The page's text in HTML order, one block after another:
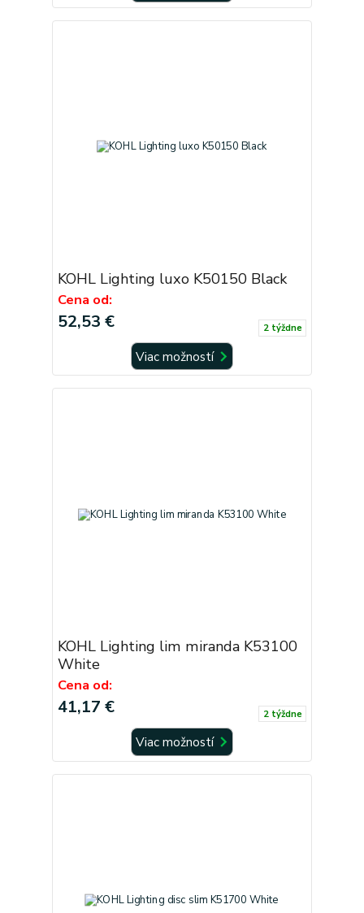
KOHL Lighting luxo K50150 Black
Cena od:
52,53 € 2 týždne
Viac možností
KOHL Lighting lim miranda K53100
White
Cena od:
41,17 € 2 týždne
Viac možností